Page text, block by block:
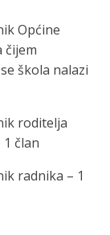
Općine
čijem
škola nalazi
roditelja
član
radnika – 1